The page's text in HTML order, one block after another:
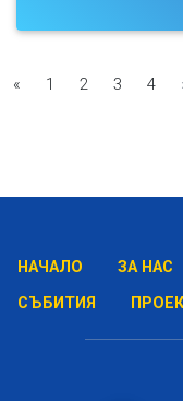
« 1 2 3 4
НАЧАЛО ЗА НАС
СЪБИТИЯ